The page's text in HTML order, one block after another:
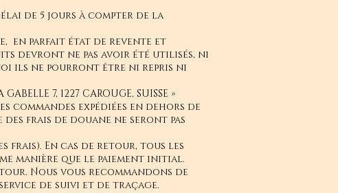
de 5 jours à compter de la
en parfait état de revente et
devront ne pas avoir été utilisés, ni
ils ne pourront être ni repris ni
7, 1227 CAROUGE, SUISSE »
expédiées en dehors de
frais de douane ne seront pas
frais). En cas de retour, tous les
manière que le paiement initial.
Nous vous recommandons de
de suivi et de traçage.